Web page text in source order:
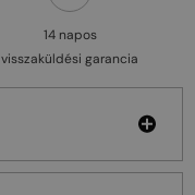
14 napos
visszaküldési garancia